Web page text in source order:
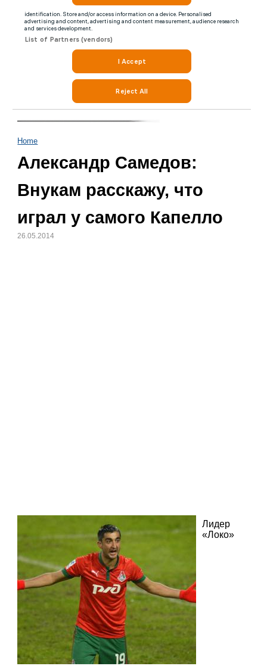
Home
Александр Самедов:
Внукам расскажу, что
играл у самого Капелло
26.05.2014
Лидер
«Локо»